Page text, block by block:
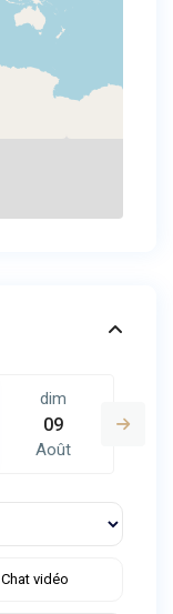
dim
09
Août
Chat vidéo